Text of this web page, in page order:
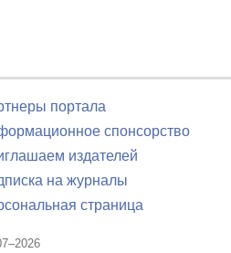
портала
спонсорство
издателей
на журналы
страница